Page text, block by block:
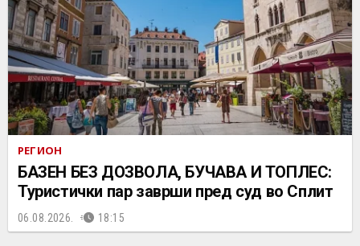
РЕГИОН
БАЗЕН БЕЗ ДОЗВОЛА, БУЧАВА И ТОПЛЕС:
Туристички пар заврши пред суд во Сплит
06.08.2026. 18:15